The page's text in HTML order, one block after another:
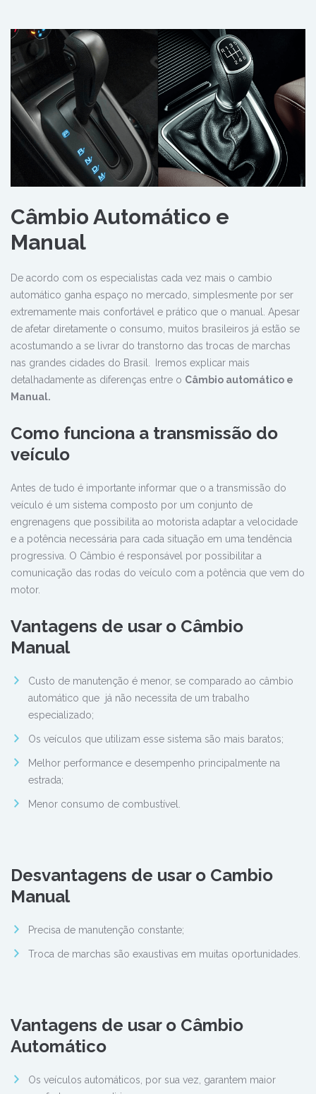
Câmbio Automático e
Manual
De acordo com os especialistas cada vez mais o cambio
automático ganha espaço no mercado, simplesmente por ser
extremamente mais confortável e prático que o manual. Apesar
de afetar diretamente o consumo, muitos brasileiros já estão se
acostumando a se livrar do transtorno das trocas de marchas
nas grandes cidades do Brasil.
Iremos explicar mais
detalhadamente as diferenças entre o Câmbio automático e
Manual.
Como funciona a transmissão do
veículo
Antes de tudo é importante informar que o a transmissão do
veículo é um sistema composto por um conjunto de
engrenagens que possibilita ao motorista adaptar a velocidade
e a potência necessária para cada situação em uma tendência
progressiva. O Câmbio é responsável por possibilitar a
comunicação das rodas do veículo com a potência que vem do
motor.
Vantagens de usar o Câmbio
Manual
Custo de manutenção é menor, se comparado ao câmbio
automático que já não necessita de um trabalho
especializado;
Os veículos que utilizam esse sistema são mais baratos;
Melhor performance e desempenho principalmente na
estrada;
Menor consumo de combustível.
Desvantagens de usar o Cambio
Manual
Precisa de manutenção constante;
Troca de marchas são exaustivas em muitas oportunidades.
Vantagens de usar o Câmbio
Automático
Os veículos automáticos, por sua vez, garantem maior